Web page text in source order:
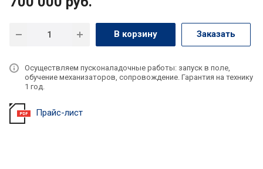
В корзину Заказать
Осуществляем пусконаладочные работы: запуск в поле,
обучение механизаторов, сопровождение. Гарантия на технику
1 год.
Прайс-лист